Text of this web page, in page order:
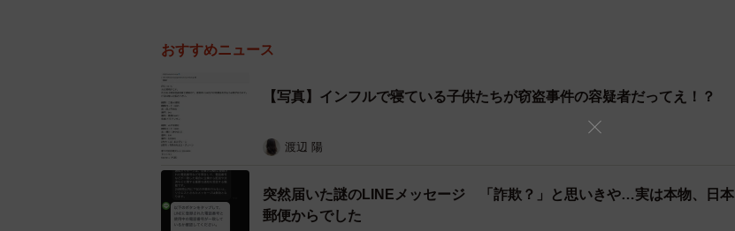
ーー誘拐の身代金要求と勘違いしませんでしたか。
「詐欺メールは大量送信が前提ですので、こちらに子どもがいることを把握しているわけで
はありません。オレオレ詐欺同様、偶然該当する人（この場合は遠方に息子を持つ親御さ
ん）をターゲットにしているのでしょう。」
ーーもしこうしたメールを受け取ったら、どうしたらいいのでしょうか。
おすすめニュース
【写真】インフルで寝ている子供たちが窃盗事件の容疑者だってえ！？
渡辺 陽
突然届いた謎のLINEメッセージ 「詐欺？」と思いきや…実は本物、日本
郵便からでした